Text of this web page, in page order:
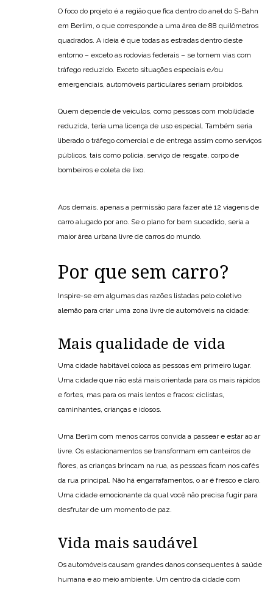
O foco do projeto é a região que fica dentro do anel do S-Bahn
em Berlim, o que corresponde a uma área de 88 quilômetros
quadrados. A ideia é que todas as estradas dentro deste
entorno – exceto as rodovias federais – se tornem vias com
tráfego reduzido. Exceto situações especiais e/ou
emergenciais, automóveis particulares seriam proibidos.
Quem depende de veículos, como pessoas com mobilidade
reduzida, teria uma licença de uso especial. Também seria
liberado o tráfego comercial e de entrega assim como serviços
públicos, tais como polícia, serviço de resgate, corpo de
bombeiros e coleta de lixo.
Aos demais, apenas a permissão para fazer até 12 viagens de
carro alugado por ano. Se o plano for bem sucedido, seria a
maior área urbana livre de carros do mundo.
Por que sem carro?
Inspire-se em algumas das razões listadas pelo coletivo
alemão para criar uma zona livre de automóveis na cidade:
Mais qualidade de vida
Uma cidade habitável coloca as pessoas em primeiro lugar.
Uma cidade que não está mais orientada para os mais rápidos
e fortes, mas para os mais lentos e fracos: ciclistas,
caminhantes, crianças e idosos.
Uma Berlim com menos carros convida a passear e estar ao ar
livre. Os estacionamentos se transformam em canteiros de
flores, as crianças brincam na rua, as pessoas ficam nos cafés
da rua principal. Não há engarrafamentos, o ar é fresco e claro.
Uma cidade emocionante da qual você não precisa fugir para
desfrutar de um momento de paz.
Vida mais saudável
Os automóveis causam grandes danos consequentes à saúde
humana e ao meio ambiente. Um centro da cidade com